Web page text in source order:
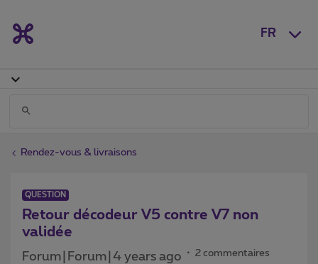
FR
Rendez-vous & livraisons
QUESTION
Retour décodeur V5 contre V7 non
validée
Forum|Forum|4 years ago 2 commentaires